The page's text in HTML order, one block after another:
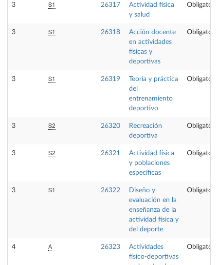
3 S1 26317
Actividad física
y salud
3 S1 26318
Acción docente
en actividades
físicas y
deportivas
3 S1 26319
Teoría y práctica
del
entrenamiento
deportivo
3 S2 26320
Recreación
deportiva
3 S2 26321
Actividad física
y poblaciones
específicas
3 S1 26322
Diseño y
evaluación en la
enseñanza de la
actividad física y
del deporte
4 A 26323
Actividades
físico-deportivas